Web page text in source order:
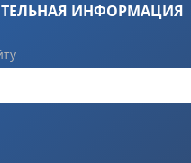
ИНФОРМАЦИЯ